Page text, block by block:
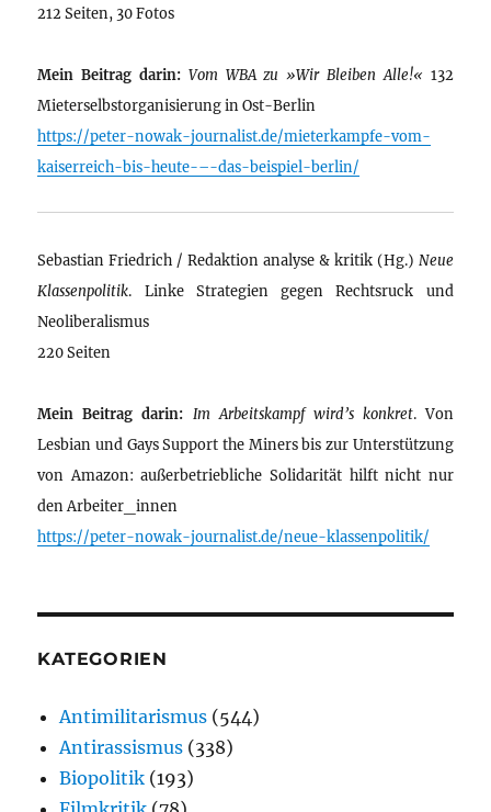
212 Seiten, 30 Fotos
Mein Beitrag darin: Vom WBA zu »Wir Bleiben Alle!« 132
Mieterselbstorganisierung in Ost-Berlin
https://peter-nowak-journalist.de/mieterkampfe-vom-
kaiserreich-bis-heute-–-das-beispiel-berlin/
Sebastian Friedrich / Redaktion analyse & kritik (Hg.) Neue
Klassenpolitik. Linke Strategien gegen Rechtsruck und
Neoliberalismus
220 Seiten
Mein Beitrag darin: Im Arbeitskampf wird’s konkret. Von
Lesbian und Gays Support the Miners bis zur Unterstützung
von Amazon: außerbetriebliche Solidarität hilft nicht nur
den Arbeiter_innen
https://peter-nowak-journalist.de/neue-klassenpolitik/
KATEGORIEN
Antimilitarismus (544)
Antirassismus (338)
Biopolitik (193)